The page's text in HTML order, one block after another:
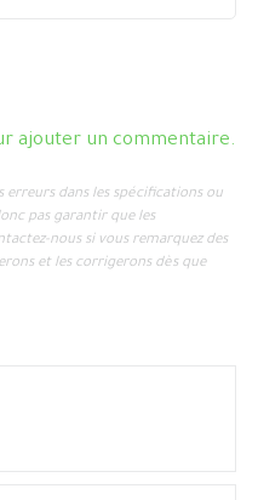
ajouter un commentaire.
erreurs dans les spécifications ou
pas garantir que les
nous si vous remarquez des
et les corrigerons dès que